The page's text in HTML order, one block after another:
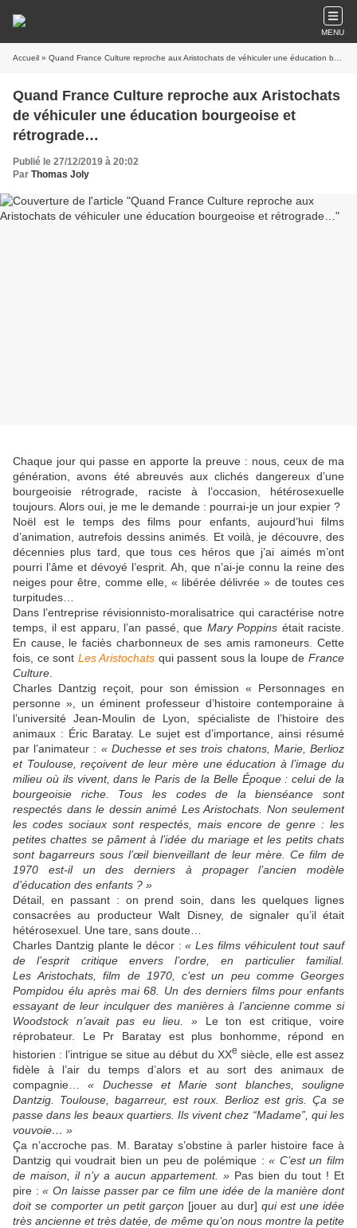
MENU
Accueil » Quand France Culture reproche aux Aristochats de véhiculer une éducation bourgeoise et rétrograde…
Quand France Culture reproche aux Aristochats
de véhiculer une éducation bourgeoise et
rétrograde…
Publié le 27/12/2019 à 20:02
Par Thomas Joly
Chaque jour qui passe en apporte la preuve : nous, ceux de ma
génération, avons été abreuvés aux clichés dangereux d’une
bourgeoisie rétrograde, raciste à l’occasion, hétérosexuelle
toujours. Alors oui, je me le demande : pourrai-je un jour expier ?
Noël est le temps des films pour enfants, aujourd’hui films
d’animation, autrefois dessins animés. Et voilà, je découvre, des
décennies plus tard, que tous ces héros que j’ai aimés m’ont
pourri l’âme et dévoyé l’esprit. Ah, que n’ai-je connu la reine des
neiges pour être, comme elle, « libérée délivrée » de toutes ces
turpitudes…
Dans l’entreprise révisionnisto-moralisatrice qui caractérise notre
temps, il est apparu, l’an passé, que Mary Poppins était raciste.
En cause, le faciès charbonneux de ses amis ramoneurs. Cette
fois, ce sont Les Aristochats qui passent sous la loupe deFrance
Culture
Charles Dantzig reçoit, pour son émission « Personnages en
personne », un éminent professeur d’histoire contemporaine à
l’université Jean-Moulin de Lyon, spécialiste de l’histoire des
animaux : Éric Baratay. Le sujet est d’importance, ainsi résumé
par l’animateur : « Duchesse et ses trois chatons, Marie, Berlioz
et Toulouse, reçoivent de leur mère une éducation à l’image du
milieu où ils vivent, dans le Paris de la Belle Époque : celui de la
bourgeoisie riche. Tous les codes de la bienséance sont
respectés dans le dessin animé Les Aristochats. Non seulement
les codes sociaux sont respectés, mais encore de genre : les
petites chattes se pâment à l’idée du mariage et les petits chats
sont bagarreurs sous l’œil bienveillant de leur mère. Ce film de
1970 est-il un des derniers à propager l’ancien modèle
d’éducation des enfants ? »
Détail, en passant : on prend soin, dans les quelques lignes
consacrées au producteur Walt Disney, de signaler qu’il était
hétérosexuel. Une tare, sans doute…
Charles Dantzig plante le décor :« Les films véhiculent tout sauf
de l’esprit critique envers l’ordre, en particulier familial.
Les Aristochats, film de 1970, c’est un peu comme Georges
Pompidou élu après mai 68. Un des derniers films pour enfants
essayant de leur inculquer des manières à l’ancienne comme si
Woodstock n’avait pas eu lieu. » Le ton est critique, voire
réprobateur. Le Pr Baratay est plus bonhomme, répond en
historien : l’intrigue se situe au début du XXe siècle, elle est assez
fidèle à l’air du temps d’alors et au sort des animaux de
compagnie…« Duchesse et Marie sont blanches, souligne
Dantzig. Toulouse, bagarreur, est roux. Berlioz est gris. Ça se
passe dans les beaux quartiers. Ils vivent chez “Madame”, qui les
vouvoie… »
Ça n’accroche pas. M. Baratay s’obstine à parler histoire face à
Dantzig qui voudrait bien un peu de polémique :« C’est un film
de maison, il n’y a aucun appartement. » Pas bien du tout ! Et
pire :« On laisse passer par ce film une idée de la manière dont
doit se comporter un petit garçon [jouer au dur] qui est une idée
très ancienne et très datée, de même qu’on nous montre la petite